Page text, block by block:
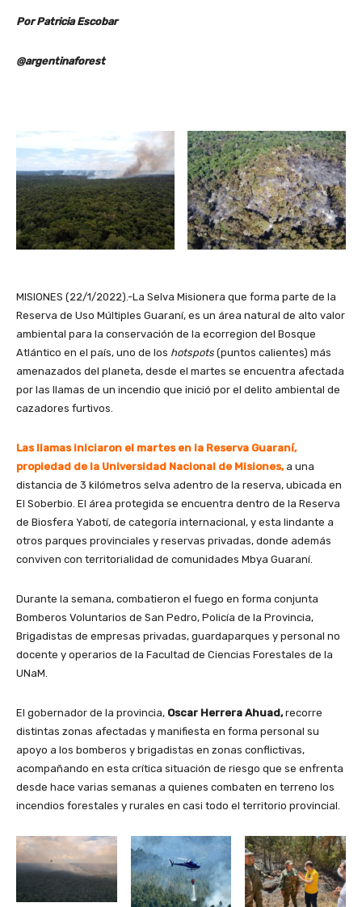
Por Patricia Escobar
@argentinaforest
MISIONES (22/1/2022).-La Selva Misionera que forma parte de la
Reserva de Uso Múltiples Guaraní, es un área natural de alto valor
ambiental para la conservación de la ecorregion del Bosque
Atlántico en el país, uno de los hotspots (puntos calientes) más
amenazados del planeta, desde el martes se encuentra afectada
por las llamas de un incendio que inició por el delito ambiental de
cazadores furtivos.
Las llamas iniciaron el martes en la Reserva Guaraní,
propiedad de la Universidad Nacional de Misiones,a una
distancia de 3 kilómetros selva adentro de la reserva, ubicada en
El Soberbio. El área protegida se encuentra dentro de la Reserva
de Biosfera Yabotí, de categoría internacional, y esta lindante a
otros parques provinciales y reservas privadas, donde además
conviven con territorialidad de comunidades Mbya Guaraní.
Durante la semana, combatieron el fuego en forma conjunta
Bomberos Voluntarios de San Pedro, Policía de la Provincia,
Brigadistas de empresas privadas, guardaparques y personal no
docente y operarios de la Facultad de Ciencias Forestales de la
UNaM.
El gobernador de la provincia, Oscar Herrera Ahuad,recorre
distintas zonas afectadas y manifiesta en forma personal su
apoyo a los bomberos y brigadistas en zonas conflictivas,
acompañando en esta crítica situación de riesgo que se enfrenta
desde hace varias semanas a quienes combaten en terreno los
incendios forestales y rurales en casi todo el territorio provincial.